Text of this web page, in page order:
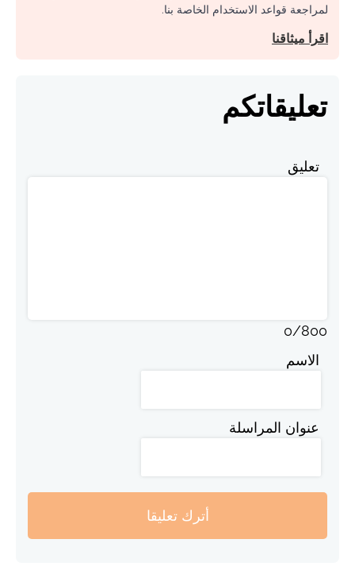
لمراجعة قواعد الاستخدام الخاصة بنا.
اقرأ ميثاقنا
تعليقاتكم
تعليق
0/800
الاسم
عنوان المراسلة
أترك تعليقا